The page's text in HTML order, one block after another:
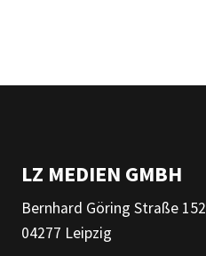
LZ MEDIEN GMBH
Bernhard Göring Straße 152
04277 Leipzig